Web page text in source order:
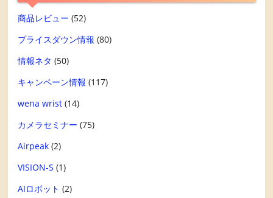
商品レビュー (52)
プライスダウン情報 (80)
情報ネタ (50)
キャンペーン情報 (117)
wena wrist (14)
カメラセミナー (75)
Airpeak (2)
VISION-S (1)
AIロボット (2)